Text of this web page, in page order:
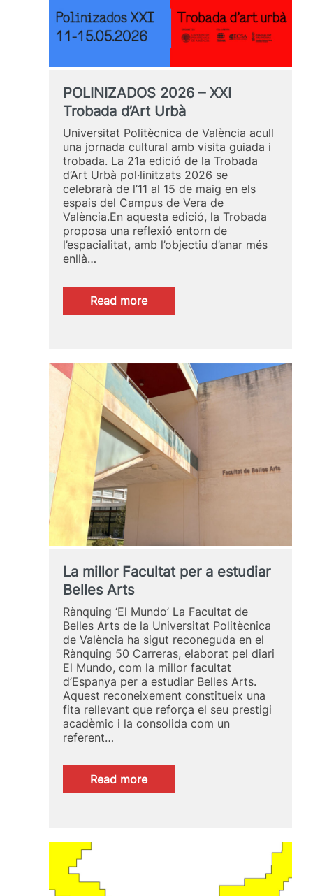
POLINIZADOS 2026 – XXI
Trobada d’Art Urbà
Universitat Politècnica de València acull
una jornada cultural amb visita guiada i
trobada. La 21a edició de la Trobada
d’Art Urbà pol·linitzats 2026 se
celebrarà de l’11 al 15 de maig en els
espais del Campus de Vera de
València.En aquesta edició, la Trobada
proposa una reflexió entorn de
l’espacialitat, amb l’objectiu d’anar més
enllà…
Read more:
POLINIZADOS
Trobada
Urbà
La millor Facultat per a estudiar
Belles Arts
Rànquing ‘El Mundo’ La Facultat de
Belles Arts de la Universitat Politècnica
de València ha sigut reconeguda en el
Rànquing 50 Carreras, elaborat pel diari
El Mundo, com la millor facultat
d’Espanya per a estudiar Belles Arts.
Aquest reconeixement constitueix una
fita rellevant que reforça el seu prestigi
acadèmic i la consolida com un
referent…
Read more:
La